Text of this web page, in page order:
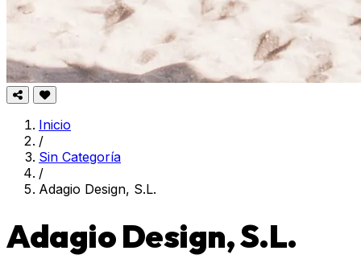
Inicio
/
Sin Categoría
/
Adagio Design, S.L.
Adagio Design, S.L.